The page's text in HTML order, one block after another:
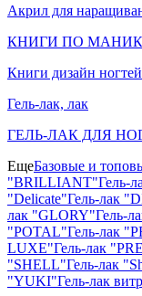
Акрил для
КНИГИ ПО
Книги дизайн
Гель-лак, лак
ГЕЛЬ-ЛАК ДЛЯ
ЕщеБазовые и
"BRILLIANT"Гель-
"Delicate"Гель-лак
лак "GLORY"Гель-
"POTAL"Гель-лак
LUXE"Гель-лак
"SHELL"Гель-лак
"YUKI"Гель-лак